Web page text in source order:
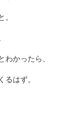
。
かったら、
るはず。